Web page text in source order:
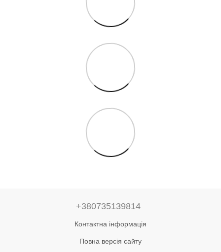
+380735139814
Контактна інформація
Повна версія сайту